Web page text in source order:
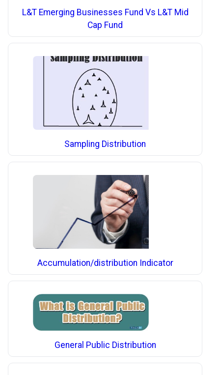
L&T Emerging Businesses Fund Vs L&T Mid
Cap Fund
Sampling Distribution
Accumulation/distribution Indicator
General Public Distribution